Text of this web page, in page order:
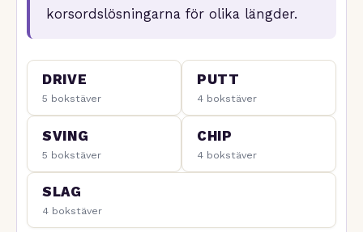
korsordslösningarna för olika längder.
DRIVE
5 bokstäver
PUTT
4 bokstäver
SVING
5 bokstäver
CHIP
4 bokstäver
SLAG
4 bokstäver